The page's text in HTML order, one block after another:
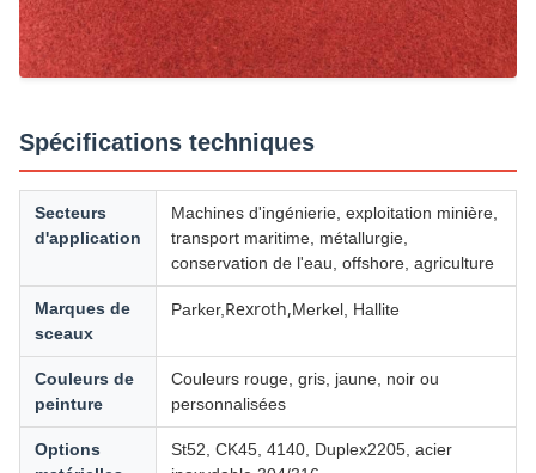
Spécifications techniques
Secteurs
d'application
Machines d'ingénierie, exploitation minière,
transport maritime, métallurgie,
conservation de l'eau, offshore, agriculture
Marques de
sceaux
Parker, Rexroth,Merkel, Hallite
Couleurs de
peinture
Couleurs rouge, gris, jaune, noir ou
personnalisées
Options
St52, CK45, 4140, Duplex2205, acier